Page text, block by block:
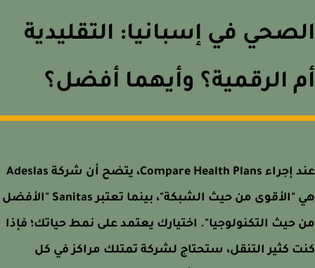
في إسبانيا: التقليدية
الرقمية؟ وأيهما أفضل؟
عند إجراء Compare Health Plans، يتضح أن شركة Adeslas
هي "الأقوى من حيث الشبكة"، بينما تعتبر Sanitas "الأفضل
حيث التكنولوجيا". اختيارك يعتمد على نمط حياتك؛ فإذا
كثير التنقل، ستحتاج لشركة تمتلك مراكز في كل